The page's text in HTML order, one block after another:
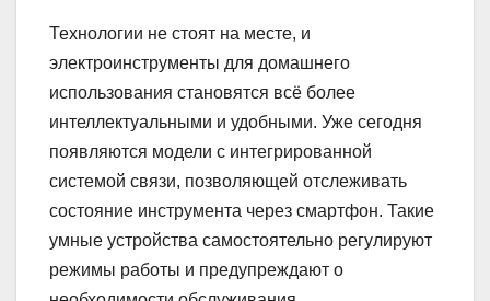
Технологии не стоят на месте, и
электроинструменты для домашнего
использования становятся всё более
интеллектуальными и удобными. Уже сегодня
появляются модели с интегрированной
системой связи, позволяющей отслеживать
состояние инструмента через смартфон. Такие
умные устройства самостоятельно регулируют
режимы работы и предупреждают о